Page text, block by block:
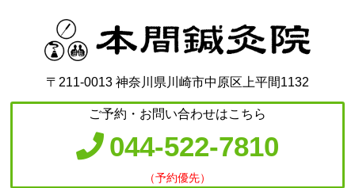
〒211-0013 神奈川県川崎市中原区上平間1132
ご予約・お問い合わせはこちら
044-522-7810
（予約優先）